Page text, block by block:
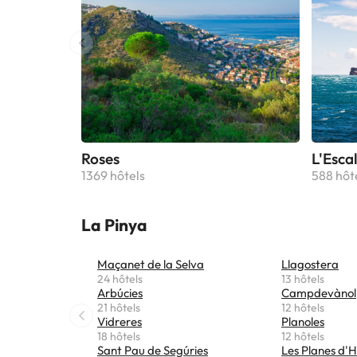
Roses
1369 hôtels 588
La Pinya
Maçanet de la Selva
24 hôtels
Arbúcies
21 hôtels
Vidreres
18 hôtels
Sant Pau de Segúries
Llagostera
13 hôtels
Campdevànol
12 hôtels
Planoles
12 hôtels
Les Planes